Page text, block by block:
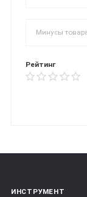
Рейтинг
ИНСТРУМЕНТ